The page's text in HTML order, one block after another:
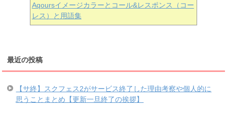
Aqoursイメージカラーとコール&レスポンス（コー
レス）と用語集
最近の投稿
【サ終】スクフェス2がサービス終了した理由考察や個人的に
思うことまとめ【更新一旦終了の挨拶】